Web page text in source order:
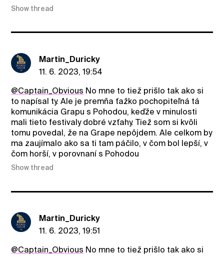
Show thread
Martin_Duricky
11. 6. 2023, 19:54
@Captain_Obvious No mne to tiež prišlo tak ako si
to napísal ty. Ale je premňa ťažko pochopiteľná tá
komunikácia Grapu s Pohodou, keďže v minulosti
mali tieto festivaly dobré vzťahy. Tiež som si kvôli
tomu povedal, že na Grape nepôjdem. Ale celkom by
ma zaujímalo ako sa ti tam páčilo, v čom bol lepší, v
čom horší, v porovnaní s Pohodou
Show thread
Martin_Duricky
11. 6. 2023, 19:51
@Captain_Obvious No mne to tiež prišlo tak ako si